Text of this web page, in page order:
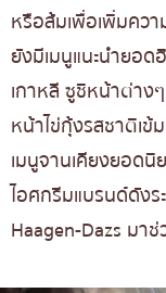
หรือส้มเพื่อเพิ่มคว
ยังมีเมนูแนะนำยอด
เกาหลี ซูชิหน้าต่าง
หน้าไข่กุ้งรสชาติเ
เมนูจานเคียงยอด
ไอศกรีมแบรนด์ดังร
Haagen-Dazs มา